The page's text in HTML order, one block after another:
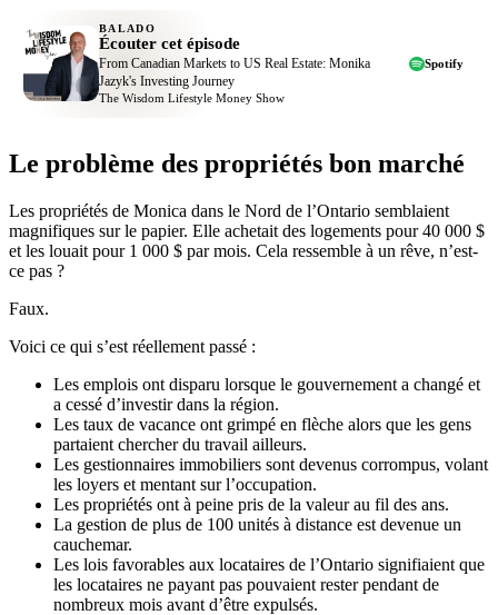
BALADO
Écouter cet épisode
From Canadian Markets to US Real Estate: Monika
Jazyk's Investing Journey
The Wisdom Lifestyle Money Show
Spotify
Le problème des propriétés bon marché
Les propriétés de Monica dans le Nord de l’Ontario semblaient
magnifiques sur le papier. Elle achetait des logements pour 40 000 $
et les louait pour 1 000 $ par mois. Cela ressemble à un rêve, n’est-
ce pas ?
Faux.
Voici ce qui s’est réellement passé :
Les emplois ont disparu lorsque le gouvernement a changé et
a cessé d’investir dans la région.
Les taux de vacance ont grimpé en flèche alors que les gens
partaient chercher du travail ailleurs.
Les gestionnaires immobiliers sont devenus corrompus, volant
les loyers et mentant sur l’occupation.
Les propriétés ont à peine pris de la valeur au fil des ans.
La gestion de plus de 100 unités à distance est devenue un
cauchemar.
Les lois favorables aux locataires de l’Ontario signifiaient que
les locataires ne payant pas pouvaient rester pendant de
nombreux mois avant d’être expulsés.